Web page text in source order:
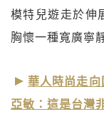
模特兒遊走於伸
胸懷一種寬廣寧
華人時尚走
亞敏：這是台灣